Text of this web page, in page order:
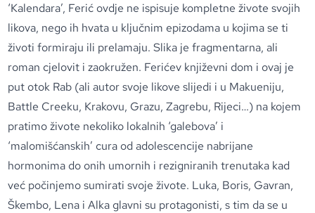
‘Kalendara’, Ferić ovdje ne ispisuje kompletne živote svojih
likova, nego ih hvata u ključnim epizodama u kojima se ti
životi formiraju ili prelamaju. Slika je fragmentarna, ali
roman cjelovit i zaokružen. Ferićev književni dom i ovaj je
put otok Rab (ali autor svoje likove slijedi i u Makueniju,
Battle Creeku, Krakovu, Grazu, Zagrebu, Rijeci…) na kojem
pratimo živote nekoliko lokalnih ‘galebova’ i
‘malomišćanskih’ cura od adolescencije nabrijane
hormonima do onih umornih i rezigniranih trenutaka kad
već počinjemo sumirati svoje živote. Luka, Boris, Gavran,
Škembo, Lena i Alka glavni su protagonisti, s tim da se u